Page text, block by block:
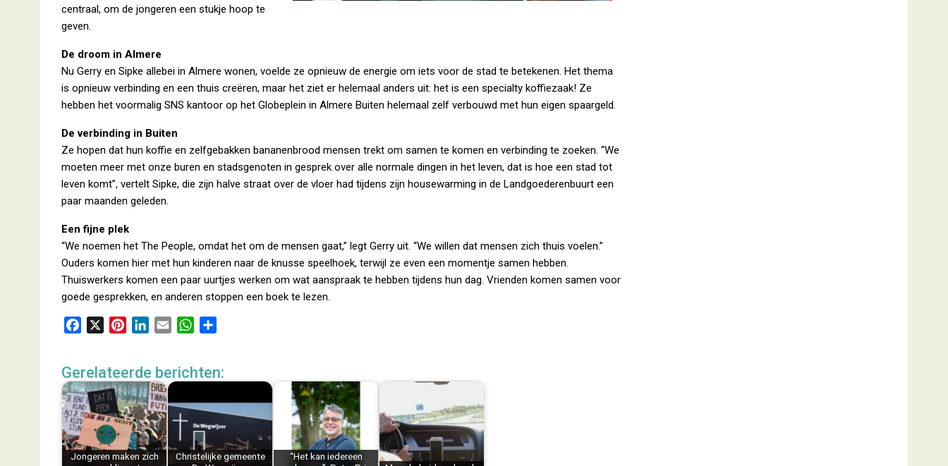
centraal, om de jongeren een stukje hoop te
geven.
De droom in Almere
Nu Gerry en Sipke allebei in Almere wonen, voelde ze opnieuw de energie om iets voor de stad te betekenen. Het thema
is opnieuw verbinding en een thuis creëren, maar het ziet er helemaal anders uit: het is een specialty koffiezaak! Ze
hebben het voormalig SNS kantoor op het Globeplein in Almere Buiten helemaal zelf verbouwd met hun eigen spaargeld.
De verbinding in Buiten
Ze hopen dat hun koffie en zelfgebakken bananenbrood mensen trekt om samen te komen en verbinding te zoeken. “We
moeten meer met onze buren en stadsgenoten in gesprek over alle normale dingen in het leven, dat is hoe een stad tot
leven komt”, vertelt Sipke, die zijn halve straat over de vloer had tijdens zijn housewarming in de Landgoederenbuurt een
paar maanden geleden.
Een fijne plek
“We noemen het The People, omdat het om de mensen gaat,” legt Gerry uit. “We willen dat mensen zich thuis voelen.”
Ouders komen hier met hun kinderen naar de knusse speelhoek, terwijl ze even een momentje samen hebben.
Thuiswerkers komen een paar uurtjes werken om wat aanspraak te hebben tijdens hun dag. Vrienden komen samen voor
goede gesprekken, en anderen stoppen een boek te lezen.
e
b
o
o
k
t
e
r
e
s
t
k
e
d
I
n
i
W
t
A
p
p
e
Gerelateerde berichten:
Jongeren maken zich
Christelijke gemeente
“Het kan iedereen